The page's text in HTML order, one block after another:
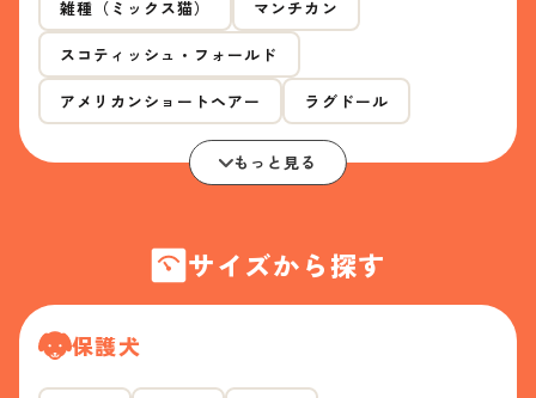
雑種（ミックス猫） マンチカン
スコティッシュ・フォールド
アメリカンショートヘアー ラグドール
もっと見る
サイズから探す
保護犬